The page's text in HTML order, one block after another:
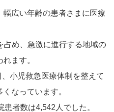
広い年齢の患者さまに医療
め、急激に進行する地域の
ます。
小児救急医療体制を整えて
なっています。
者数は4,542人でした。